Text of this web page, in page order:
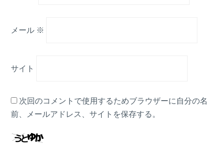
メール ※
サイト
次回のコメントで使用するためブラウザーに自分の名
前、メールアドレス、サイトを保存する。